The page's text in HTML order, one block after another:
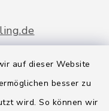
auf dieser Website
besser zu
wird. So können wir